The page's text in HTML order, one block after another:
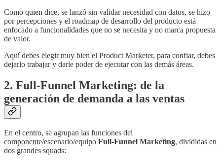
Como quien dice, se lanzó sin validar necesidad con datos, se hizo
por percepciones y el roadmap de desarrollo del producto está
enfocado a funcionalidades que no se necesita y no marca propuesta
de valor.
Aquí debes elegir muy bien el Product Marketer, para confiar, debes
dejarlo trabajar y darle poder de ejecutar con las demás áreas.
2. Full-Funnel Marketing: de la
generación de demanda a las ventas
En el centro, se agrupan las funciones del
componente/escenario/equipo Full-Funnel Marketing, divididas en
dos grandes squads: